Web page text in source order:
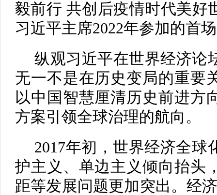
毅前行 共创后疫情时代美好
习近平主席2022年参加的首
纵观习近平在世界经济论
无一不是在历史变局的重要
以中国智慧厘清历史前进方
方案引领全球治理的航向。
2017年初，世界经济全球
护主义、单边主义倾向抬头
距等发展问题更加突出。经